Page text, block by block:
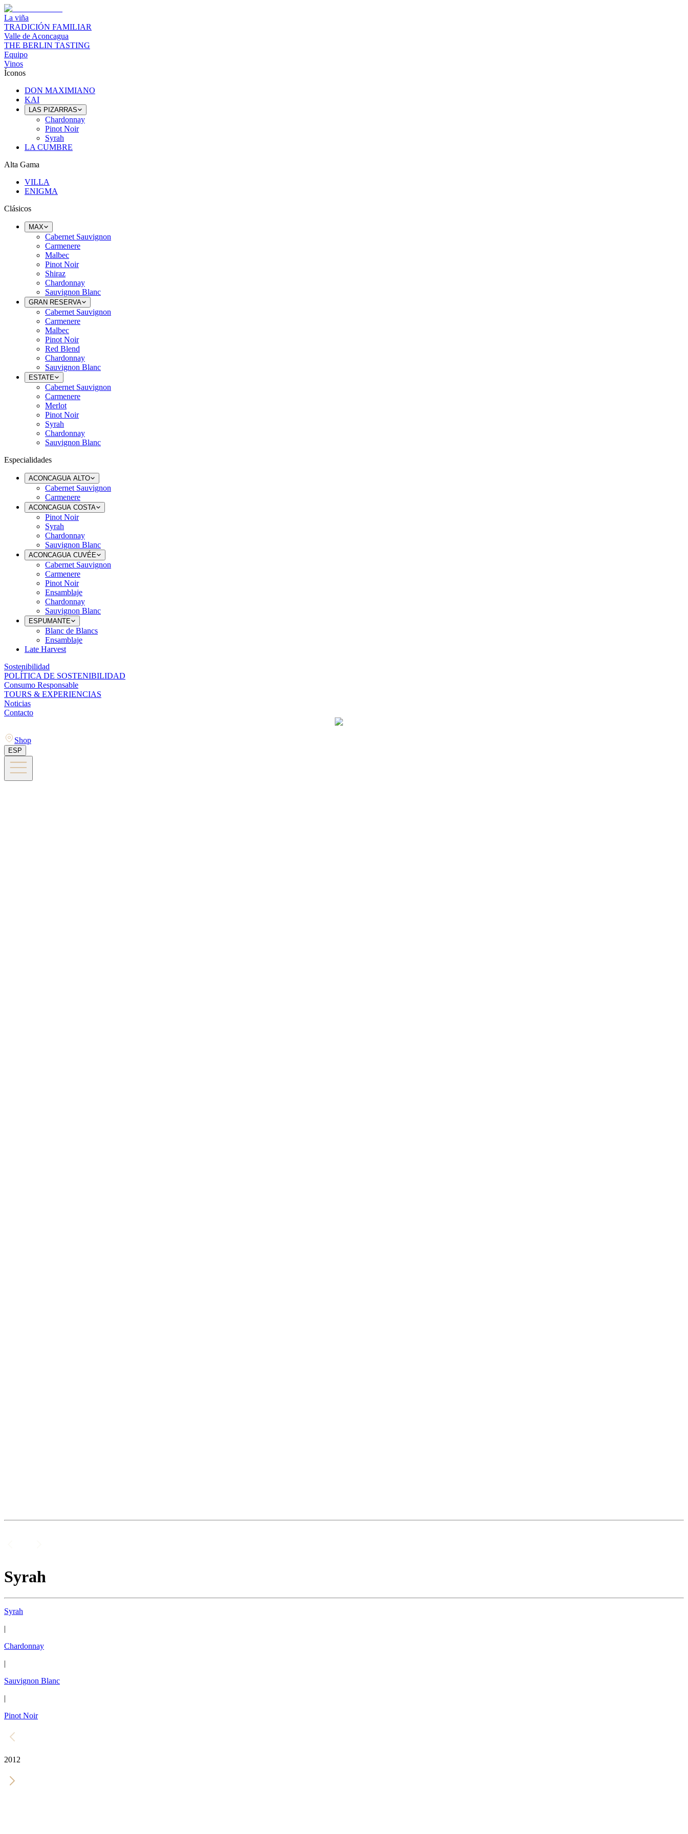
La viña
TRADICIÓN FAMILIAR
Valle de Aconcagua
THE BERLIN TASTING
Equipo
Vinos
Íconos
DON MAXIMIANO
KAI
LAS PIZARRAS
Chardonnay
Pinot Noir
Syrah
LA CUMBRE
Alta Gama
VILLA
ENIGMA
Clásicos
MAX
Cabernet Sauvignon
Carmenere
Malbec
Pinot Noir
Shiraz
Chardonnay
Sauvignon Blanc
GRAN RESERVA
Cabernet Sauvignon
Carmenere
Malbec
Pinot Noir
Red Blend
Chardonnay
Sauvignon Blanc
ESTATE
Cabernet Sauvignon
Carmenere
Merlot
Pinot Noir
Syrah
Chardonnay
Sauvignon Blanc
Especialidades
ACONCAGUA ALTO
Cabernet Sauvignon
Carmenere
ACONCAGUA COSTA
Pinot Noir
Syrah
Chardonnay
Sauvignon Blanc
ACONCAGUA CUVÉE
Cabernet Sauvignon
Carmenere
Pinot Noir
Ensamblaje
Chardonnay
Sauvignon Blanc
ESPUMANTE
Blanc de Blancs
Ensamblaje
Late Harvest
Sostenibilidad
POLÍTICA DE SOSTENIBILIDAD
Consumo Responsable
TOURS & EXPERIENCIAS
Noticias
Contacto
Shop
ESP
Syrah
Syrah
|
Chardonnay
|
Sauvignon Blanc
|
Pinot Noir
2012